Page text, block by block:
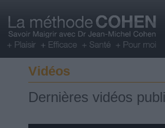
Vidéos
Dernières vidéos